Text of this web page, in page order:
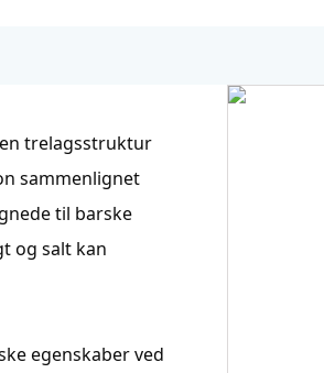
trelagsstruktur
sammenlignet
til barske
og salt kan
egenskaber ved